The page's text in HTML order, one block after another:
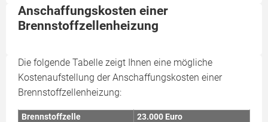
Anschaffungskosten einer
Brennstoffzellenheizung
Die folgende Tabelle zeigt Ihnen eine mögliche
Kostenaufstellung der Anschaffungskosten einer
Brennstoffzellenheizung:
Brennstoffzelle 23.000 Euro